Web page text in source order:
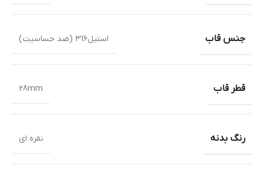
جنس قاب استیل316 (ضد حساسیت)
قطر قاب 28mm
رنگ بدنه نقره ای